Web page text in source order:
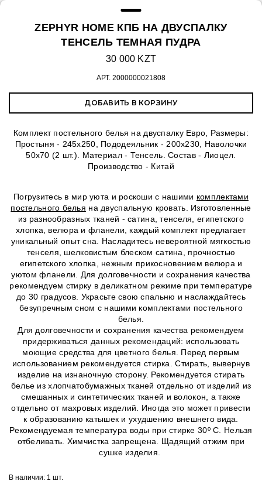
ZEPHYR HOME КПБ НА ДВУСПАЛКУ
ТЕНСЕЛЬ ТЕМНАЯ ПУДРА
30 000 KZT
АРТ. 2000000021808
ДОБАВИТЬ В КОРЗИНУ
Комплект постельного белья на двуспалку Евро, Размеры:
Простыня - 245х250, Пододеяльник - 200х230, Наволочки
50х70 (2 шт.). Материал - Тенсель. Состав - Лиоцел.
Производство - Китай
Погрузитесь в мир уюта и роскоши с нашими комплектами
постельного белья на двуспальную кровать. Изготовленные
из разнообразных тканей - сатина, тенселя, египетского
хлопка, велюра и фланели, каждый комплект предлагает
уникальный опыт сна. Насладитесь невероятной мягкостью
тенселя, шелковистым блеском сатина, прочностью
египетского хлопка, нежным прикосновением велюра и
уютом фланели. Для долговечности и сохранения качества
рекомендуем стирку в деликатном режиме при температуре
до 30 градусов. Украсьте свою спальню и наслаждайтесь
безупречным сном с нашими комплектами постельного
белья.
Для долговечности и сохранения качества рекомендуем
придерживаться данных рекомендаций: использовать
моющие средства для цветного белья. Перед первым
использованием рекомендуется стирка. Стирать, вывернув
изделие на изнаночную сторону. Рекомендуется стирать
белье из хлопчатобумажных тканей отдельно от изделий из
смешанных и синтетических тканей и волокон, а также
отдельно от махровых изделий. Иногда это может привести
к образованию катышек и ухудшению внешнего вида.
Рекомендуемая температура воды при стирке 30º C. Нельзя
отбеливать. Химчистка запрещена. Щадящий отжим при
сушке изделия.
В наличии: 1 шт.